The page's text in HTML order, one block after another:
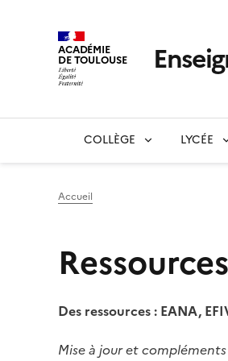
ACADÉMIE
DE TOULOUSE
COLLÈGE LYCÉE
Accueil
Des ressources : EANA,
Mise à jour et